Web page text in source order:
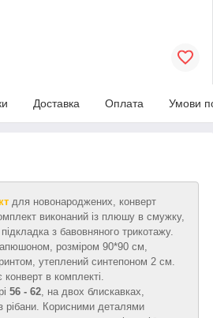
Доставка Оплата Умови
для новонароджених, конверт
виконаний із плюшу в смужку,
з бавовняного трикотажу.
розміром 90*90 см,
утеплений синтепоном 2 см.
в комплекті.
56 - 62 , на двох блискавках,
рібани. Корисними деталями